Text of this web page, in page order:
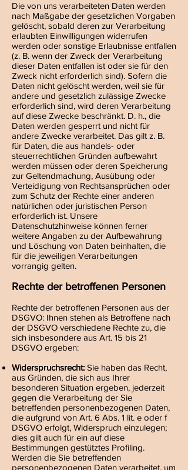
Die von uns verarbeiteten Daten werden
nach Maßgabe der gesetzlichen Vorgaben
gelöscht, sobald deren zur Verarbeitung
erlaubten Einwilligungen widerrufen
werden oder sonstige Erlaubnisse entfallen
(z. B. wenn der Zweck der Verarbeitung
dieser Daten entfallen ist oder sie für den
Zweck nicht erforderlich sind). Sofern die
Daten nicht gelöscht werden, weil sie für
andere und gesetzlich zulässige Zwecke
erforderlich sind, wird deren Verarbeitung
auf diese Zwecke beschränkt. D. h., die
Daten werden gesperrt und nicht für
andere Zwecke verarbeitet. Das gilt z. B.
für Daten, die aus handels- oder
steuerrechtlichen Gründen aufbewahrt
werden müssen oder deren Speicherung
zur Geltendmachung, Ausübung oder
Verteidigung von Rechtsansprüchen oder
zum Schutz der Rechte einer anderen
natürlichen oder juristischen Person
erforderlich ist. Unsere
Datenschutzhinweise können ferner
weitere Angaben zu der Aufbewahrung
und Löschung von Daten beinhalten, die
für die jeweiligen Verarbeitungen
vorrangig gelten.
Rechte der betroffenen Personen
Rechte der betroffenen Personen aus der
DSGVO: Ihnen stehen als Betroffene nach
der DSGVO verschiedene Rechte zu, die
sich insbesondere aus Art. 15 bis 21
DSGVO ergeben:
Widerspruchsrecht: Sie haben das Recht,
aus Gründen, die sich aus Ihrer
besonderen Situation ergeben, jederzeit
gegen die Verarbeitung der Sie
betreffenden personenbezogenen Daten,
die aufgrund von Art. 6 Abs. 1 lit. e oder f
DSGVO erfolgt, Widerspruch einzulegen;
dies gilt auch für ein auf diese
Bestimmungen gestütztes Profiling.
Werden die Sie betreffenden
personenbezogenen Daten verarbeitet, um